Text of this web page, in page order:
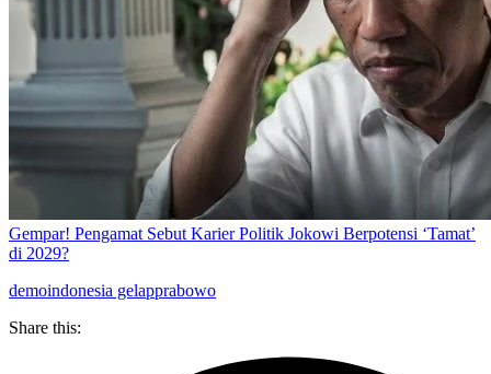
Gempar! Pengamat Sebut Karier Politik Jokowi Berpotensi ‘Tamat’
di 2029?
demoindonesia gelapprabowo
Share this: